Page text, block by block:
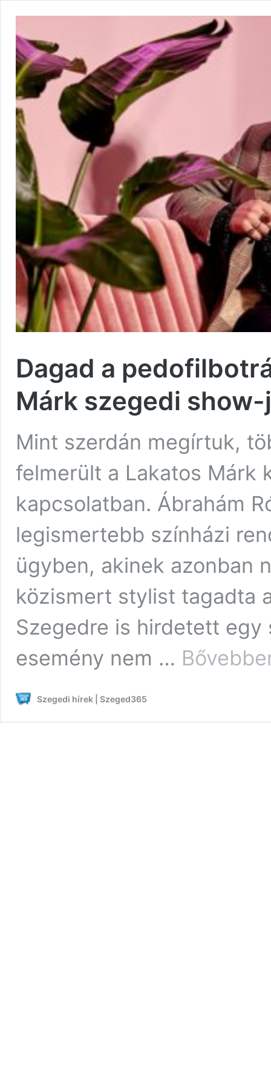
Dagad a
Márk szegedi
Mint szerdán megírtuk,
felmerült a Lakatos Márk
kapcsolatban. Ábrahám
legismertebb színházi
ügyben, akinek azonban
közismert stylist tagadta
Szegedre is hirdetett
esemény nem …
Szegedi hírek | Szeged365